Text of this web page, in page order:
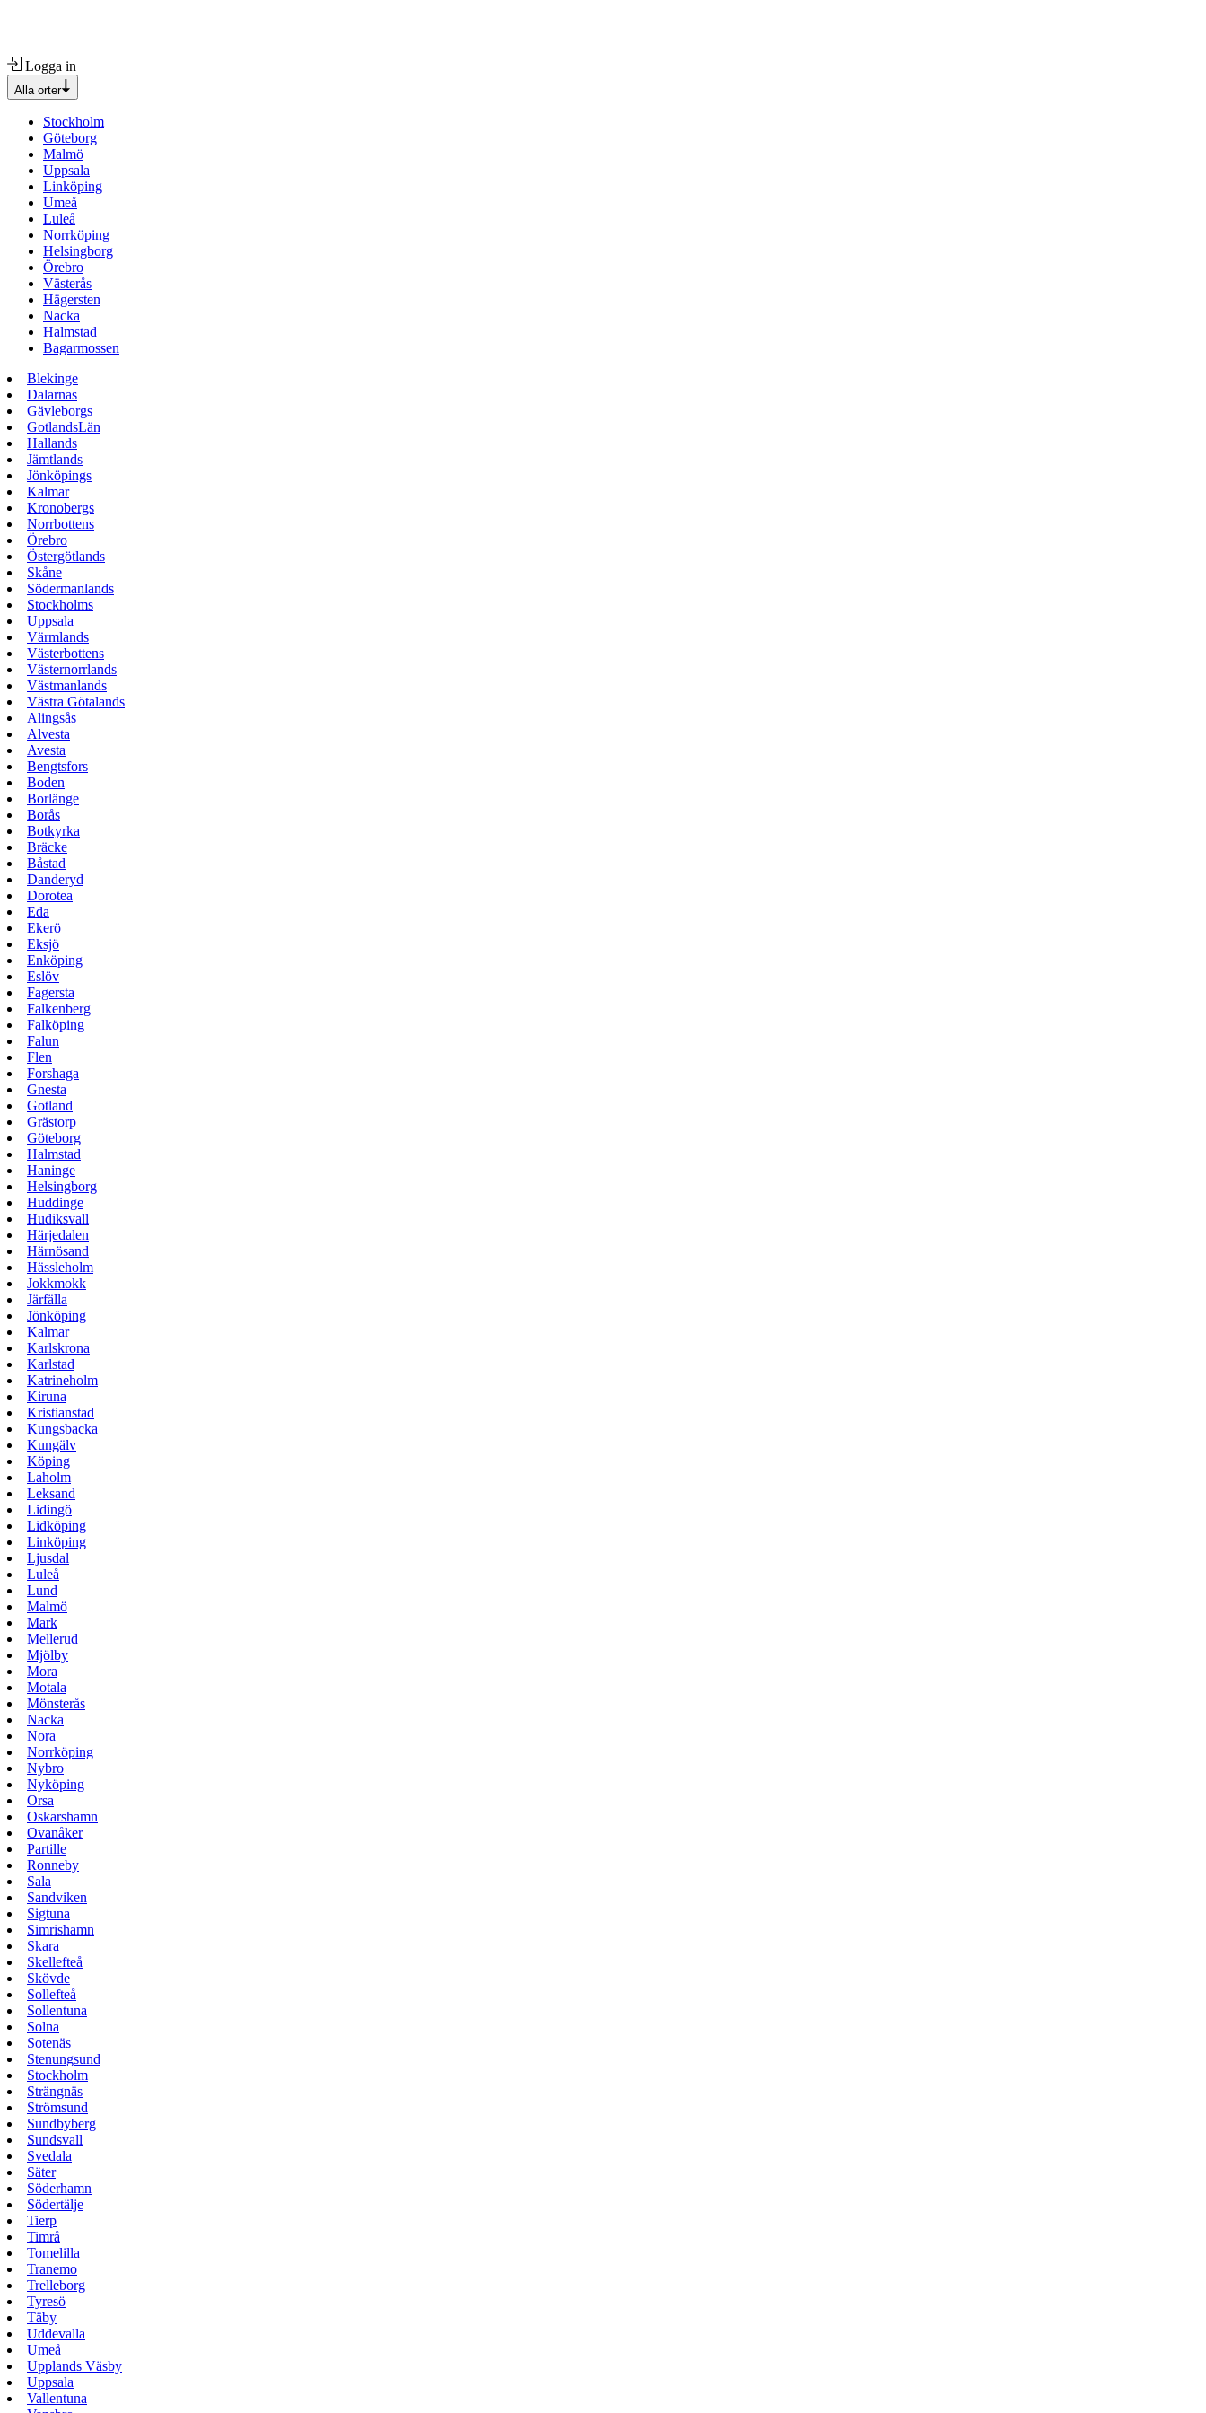
Logga in
Alla orter
Stockholm
Göteborg
Malmö
Uppsala
Linköping
Umeå
Luleå
Norrköping
Helsingborg
Örebro
Västerås
Hägersten
Nacka
Halmstad
Bagarmossen
Blekinge
Dalarnas
Gävleborgs
GotlandsLän
Hallands
Jämtlands
Jönköpings
Kalmar
Kronobergs
Norrbottens
Örebro
Östergötlands
Skåne
Södermanlands
Stockholms
Uppsala
Värmlands
Västerbottens
Västernorrlands
Västmanlands
Västra Götalands
Alingsås
Alvesta
Avesta
Bengtsfors
Boden
Borlänge
Borås
Botkyrka
Bräcke
Båstad
Danderyd
Dorotea
Eda
Ekerö
Eksjö
Enköping
Eslöv
Fagersta
Falkenberg
Falköping
Falun
Flen
Forshaga
Gnesta
Gotland
Grästorp
Göteborg
Halmstad
Haninge
Helsingborg
Huddinge
Hudiksvall
Härjedalen
Härnösand
Hässleholm
Jokkmokk
Järfälla
Jönköping
Kalmar
Karlskrona
Karlstad
Katrineholm
Kiruna
Kristianstad
Kungsbacka
Kungälv
Köping
Laholm
Leksand
Lidingö
Lidköping
Linköping
Ljusdal
Luleå
Lund
Malmö
Mark
Mellerud
Mjölby
Mora
Motala
Mönsterås
Nacka
Nora
Norrköping
Nybro
Nyköping
Orsa
Oskarshamn
Ovanåker
Partille
Ronneby
Sala
Sandviken
Sigtuna
Simrishamn
Skara
Skellefteå
Skövde
Sollefteå
Sollentuna
Solna
Sotenäs
Stenungsund
Stockholm
Strängnäs
Strömsund
Sundbyberg
Sundsvall
Svedala
Säter
Söderhamn
Södertälje
Tierp
Timrå
Tomelilla
Tranemo
Trelleborg
Tyresö
Täby
Uddevalla
Umeå
Upplands Väsby
Uppsala
Vallentuna